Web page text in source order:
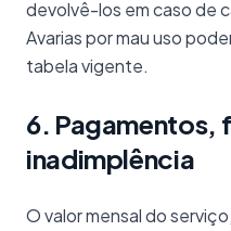
devolvê-los em caso de
Avarias por mau uso
tabela vigente.
6. Pagamentos,
inadimplência
O valor mensal do